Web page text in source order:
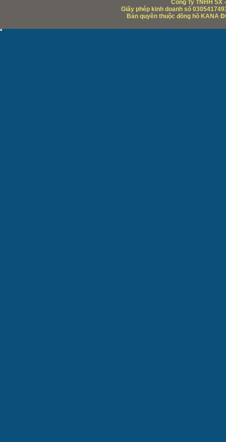
Công Ty TNHH SX
Giấy phép kinh doanh số
Bản quyền thuộc đồng hồ KANA